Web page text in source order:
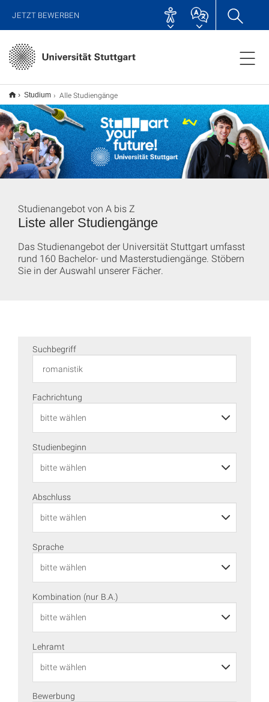
JETZT BEWERBEN
Studium Alle Studiengänge
Liste aller Studiengänge
Studienangebot von A bis Z
Das Studienangebot der Universität Stuttgart umfasst
rund 160 Bachelor- und Masterstudiengänge. Stöbern
Sie in der Auswahl unserer Fächer.
Suchbegriff
Fachrichtung
Studienbeginn
Abschluss
Sprache
Kombination (nur B.A.)
Lehramt
Bewerbung